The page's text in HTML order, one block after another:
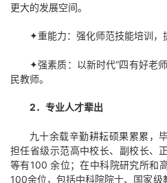
更大的发展空间。
✦重能力：强化师范技能培训，
✦强素质：以新时代“四有好老
民教师。
2．专业人才辈出
九十余载辛勤耕耘硕果累累，
担任省级示范高中校长、副校长、
等有100 余位；在中科院研究所和
100余位，包括中科院院士、国家